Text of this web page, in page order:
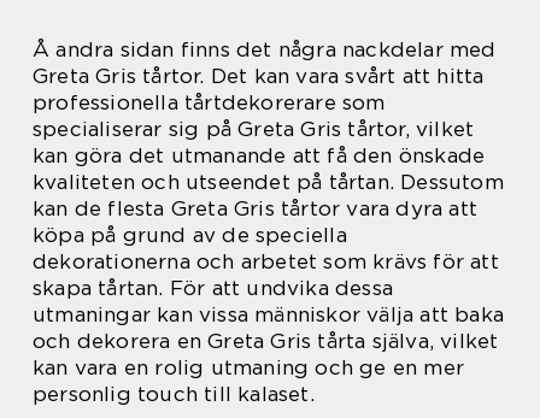
Å andra sidan finns det några nackdelar med
Greta Gris tårtor. Det kan vara svårt att hitta
professionella tårtdekorerare som
specialiserar sig på Greta Gris tårtor, vilket
kan göra det utmanande att få den önskade
kvaliteten och utseendet på tårtan. Dessutom
kan de flesta Greta Gris tårtor vara dyra att
köpa på grund av de speciella
dekorationerna och arbetet som krävs för att
skapa tårtan. För att undvika dessa
utmaningar kan vissa människor välja att baka
och dekorera en Greta Gris tårta själva, vilket
kan vara en rolig utmaning och ge en mer
personlig touch till kalaset.